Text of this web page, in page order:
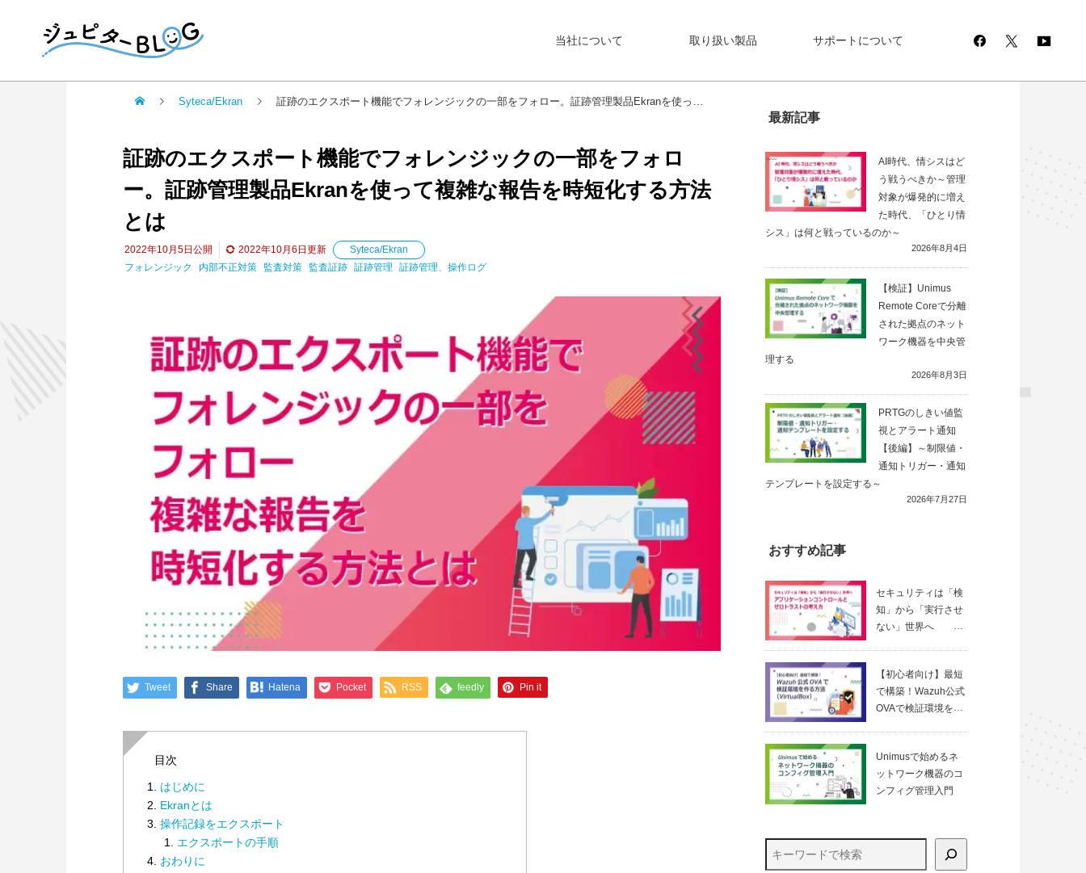
当社について 取り扱い製品 サポートについて
Syteca/Ekran 証跡のエクスポート機能でフォレンジックの一部をフォロー。証跡管理製品Ekranを使って複雑な報告を時短化する方法とは
証跡のエクスポート機能でフォレンジックの一部をフォロ
ー。証跡管理製品Ekranを使って複雑な報告を時短化する方法
とは
2022年10月5日 公開 2022年10月6日 更新
Syteca/Ekran
フォレンジック
内部不正対策 監査対策 監査証跡 証跡管理 証跡管理、操作ログ
Tweet Share Hatena Pocket RSS feedly Pin it
目次
はじめに
Ekranとは
操作記録をエクスポート
エクスポートの手順
おわりに
最新記事
AI時代、情シスはど
う戦うべきか～管理
対象が爆発的に増え
た時代、「ひとり情
シス」は何と戦っているのか～
2026年8月4日
【検証】Unimus
Remote Coreで分離
された拠点のネット
ワーク機器を中央管
理する
2026年8月3日
PRTGのしきい値監
視とアラート通知
【後編】～制限値・
通知トリガー・通知
テンプレートを設定する～
2026年7月27日
おすすめ記事
セキュリティは「検
知」から「実行させ
ない」世界へ
ールとゼロトラスト
の考え方
【初心者向け】最短
で構築！Wazuh公式
OVAで検証環境を作
Unimusで始めるネ
ットワーク機器のコ
ンフィグ管理入門